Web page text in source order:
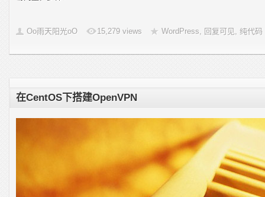
Oo雨天阳光oO 15,279 views WordPress, 回复可见, 纯代码
在CentOS下搭建OpenVPN